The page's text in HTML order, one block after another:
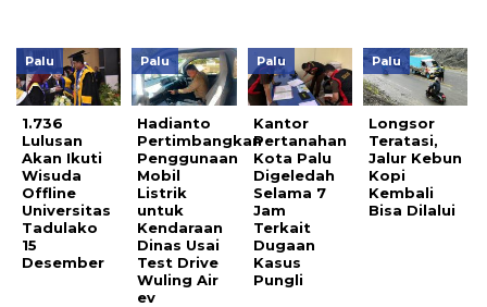
Palu
1.736
Lulusan
Akan Ikuti
Wisuda
Offline
Universitas
Tadulako
15
Desember
Palu
Hadianto
Pertimbangkan
Penggunaan
Mobil
Listrik
untuk
Kendaraan
Dinas Usai
Test Drive
Wuling Air
ev
Palu
Kantor
Pertanahan
Kota Palu
Digeledah
Selama 7
Jam
Terkait
Dugaan
Kasus
Pungli
Palu
Longsor
Teratasi,
Jalur Kebun
Kopi
Kembali
Bisa Dilalui